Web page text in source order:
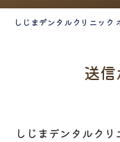
しじまデンタルクリニック
送
しじまデンタルク